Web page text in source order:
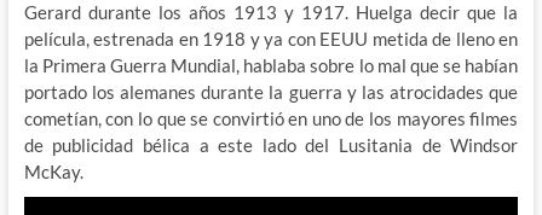
Gerard durante los años 1913 y 1917. Huelga decir que la
película, estrenada en 1918 y ya con EEUU metida de lleno en
la Primera Guerra Mundial, hablaba sobre lo mal que se habían
portado los alemanes durante la guerra y las atrocidades que
cometían, con lo que se convirtió en uno de los mayores filmes
de publicidad bélica a este lado del Lusitania de Windsor
McKay.